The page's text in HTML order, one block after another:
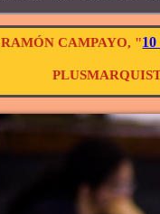
RAMÓN CAMPAYO, "
creador del
De su
del
cursos
todo tipo.